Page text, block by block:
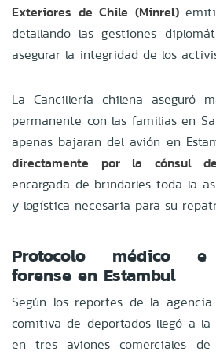
Exteriores de Chile (Minrel)
detallando las gestiones
asegurar la integridad de los
La Cancillería chilena aseguró
permanente con las familias en
apenas bajaran del avión en
directamente por la cónsul
encargada de brindarles toda la
y logística necesaria para su
Protocolo médico e
forense en Estambul
Según los reportes de la
comitiva de deportados llegó a
en tres aviones comerciales